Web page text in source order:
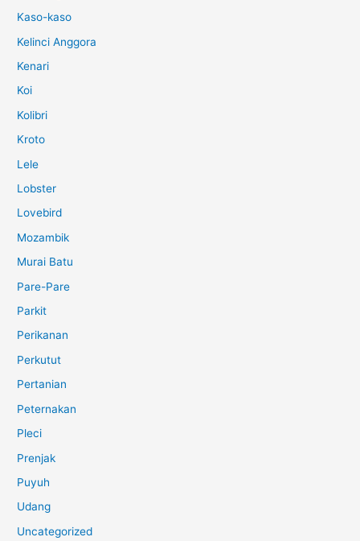
Kaso-kaso
Kelinci Anggora
Kenari
Koi
Kolibri
Kroto
Lele
Lobster
Lovebird
Mozambik
Murai Batu
Pare-Pare
Parkit
Perikanan
Perkutut
Pertanian
Peternakan
Pleci
Prenjak
Puyuh
Udang
Uncategorized